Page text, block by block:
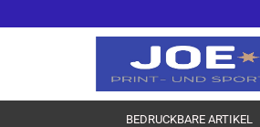
BEDRUCKBARE ARTIKEL